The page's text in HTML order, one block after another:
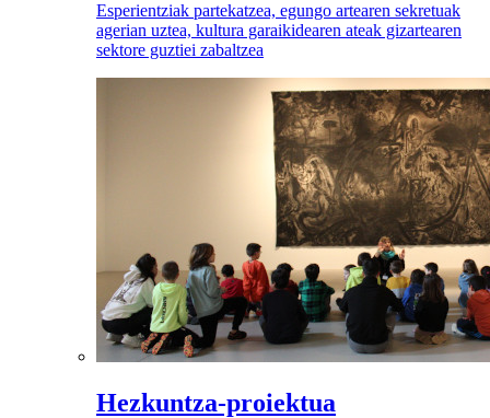
Esperientziak partekatzea, egungo artearen sekretuak
agerian uztea, kultura garaikidearen ateak gizartearen
sektore guztiei zabaltzea
Hezkuntza-proiektua